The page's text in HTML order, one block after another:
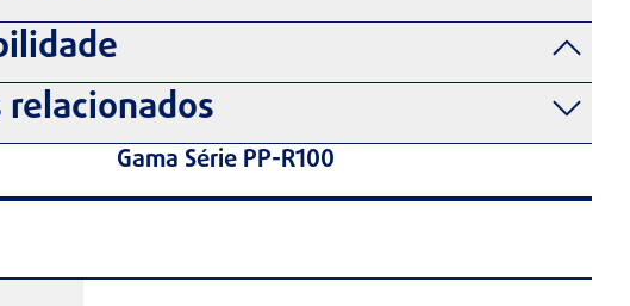
Gama Série PP-R100